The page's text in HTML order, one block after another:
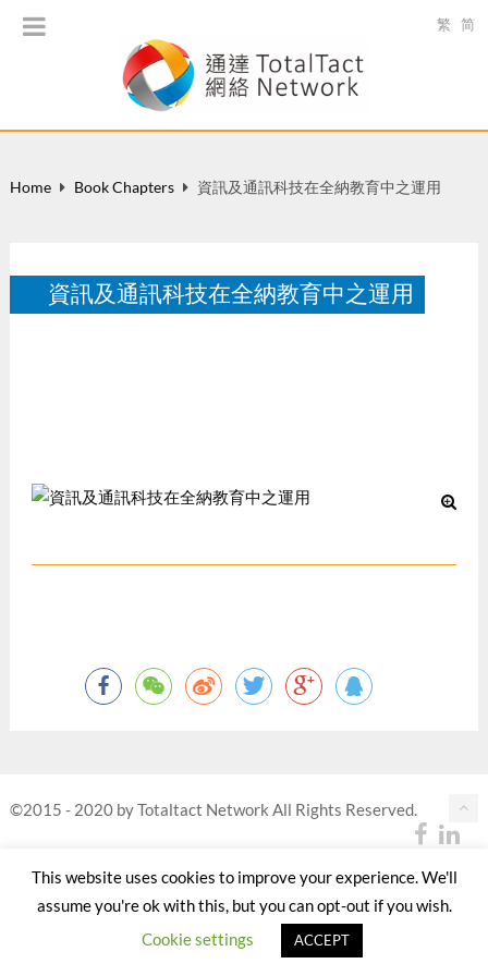
繁 简
Home Book Chapters 資訊及通訊科技在全納教育中之運用
資訊及通訊科技在全納教育中之運用
©2015 - 2020 by Totaltact Network All Rights Reserved.
This website uses cookies to improve your experience. We'll
assume you're ok with this, but you can opt-out if you wish.
Cookie settings
ACCEPT